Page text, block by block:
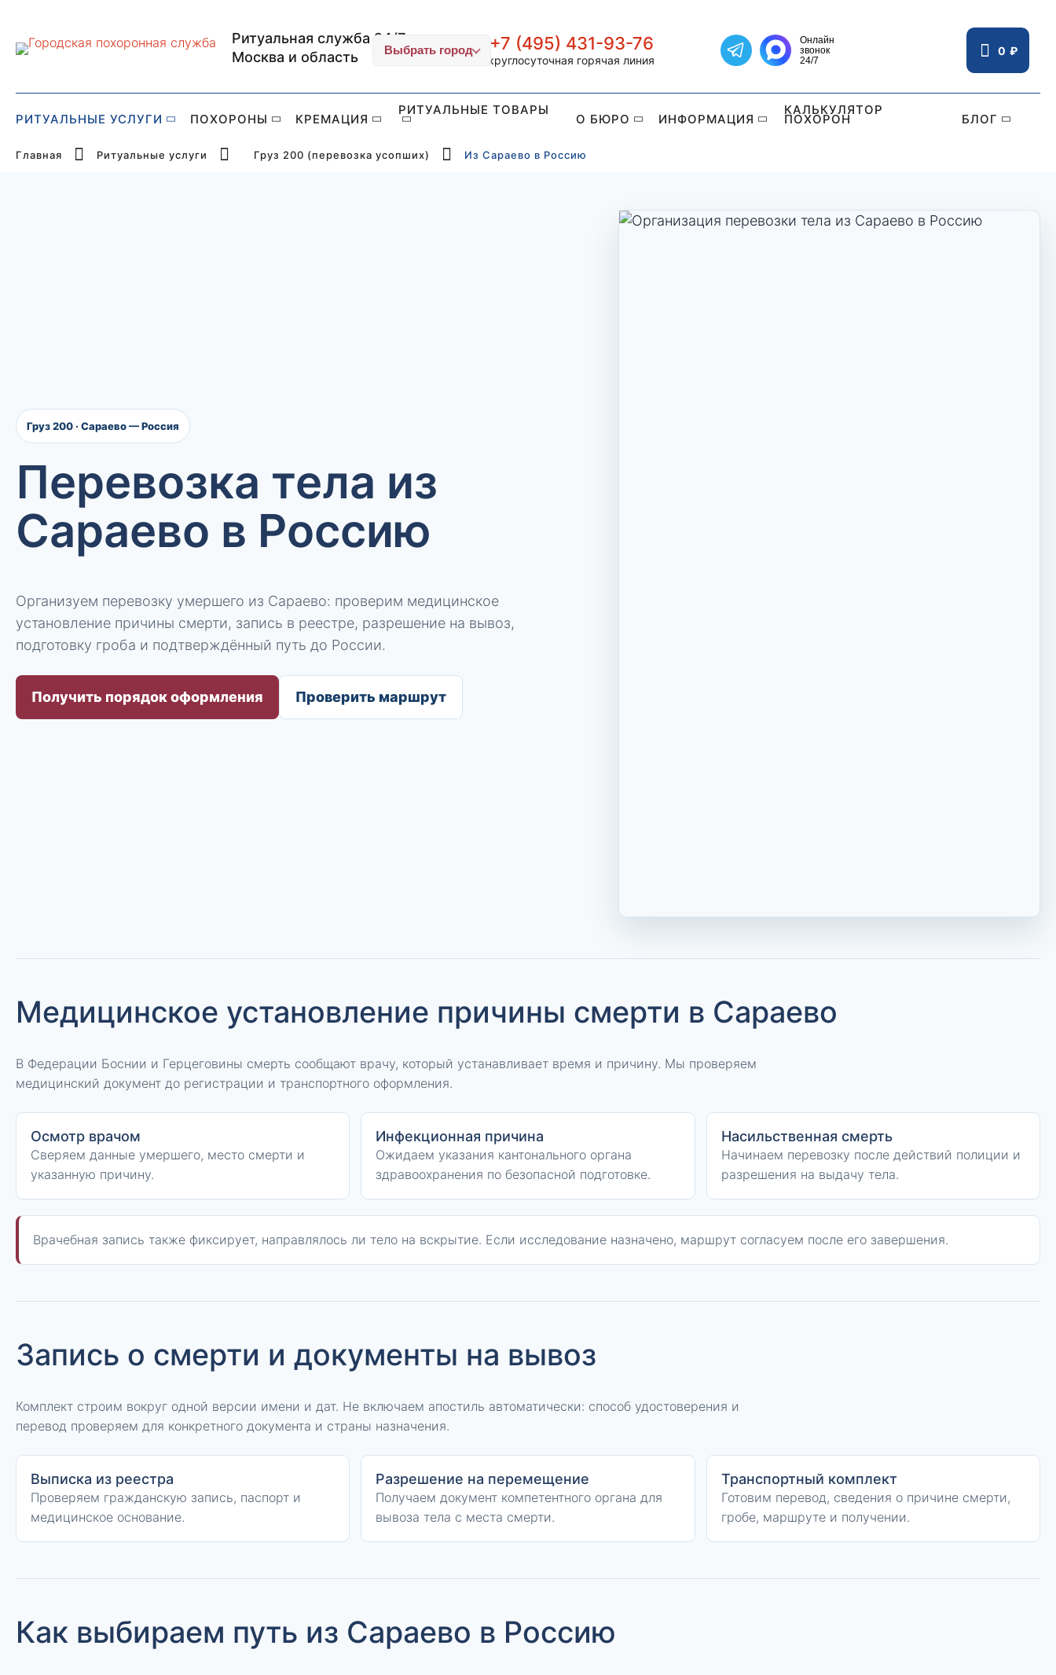
Главная страница РИТУАЛ-СТОЛИЦА
Ритуальная служба 24/7
Москва и область
Выбрать город +7 (495) 431-93-76
круглосуточная горячая линия Написать в Telegram
Онлайн
звонок
24/7
₽
0
РИТУАЛЬНЫЕ УСЛУГИ ПОХОРОНЫ КРЕМАЦИЯ
РИТУАЛЬНЫЕ ТОВАРЫ
О БЮРО ИНФОРМАЦИЯ
КАЛЬКУЛЯТОР
ПОХОРОН БЛОГ
Главная Ритуальные услуги Груз 200 (перевозка усопших) Из Сараево в Россию
Груз 200 · Сараево — Россия
Перевозка тела из
Сараево в Россию
Организуем перевозку умершего из Сараево: проверим медицинское
установление причины смерти, запись в реестре, разрешение на вывоз,
подготовку гроба и подтверждённый путь до России.
Получить порядок оформления Проверить маршрут
Медицинское установление причины смерти в Сараево
В Федерации Боснии и Герцеговины смерть сообщают врачу, который устанавливает время и причину. Мы проверяем
медицинский документ до регистрации и транспортного оформления.
Осмотр врачом
Сверяем данные умершего, место смерти и
указанную причину.
Инфекционная причина
Ожидаем указания кантонального органа
здравоохранения по безопасной подготовке.
Насильственная смерть
Начинаем перевозку после действий полиции и
разрешения на выдачу тела.
Врачебная запись также фиксирует, направлялось ли тело на вскрытие. Если исследование назначено, маршрут согласуем после его завершения.
Запись о смерти и документы на вывоз
Комплект строим вокруг одной версии имени и дат. Не включаем апостиль автоматически: способ удостоверения и
перевод проверяем для конкретного документа и страны назначения.
Выписка из реестра
Проверяем гражданскую запись, паспорт и
медицинское основание.
Разрешение на перемещение
Получаем документ компетентного органа для
вывоза тела с места смерти.
Транспортный комплект
Готовим перевод, сведения о причине смерти,
гробе, маршруте и получении.
Как выбираем путь из Сараево в Россию